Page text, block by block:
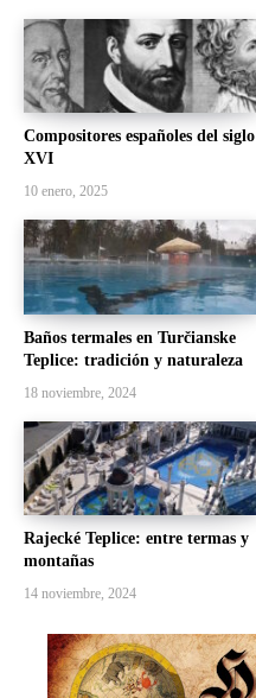
Compositores españoles del siglo
XVI
10 enero, 2025
Baños termales en Turčianske
Teplice: tradición y naturaleza
18 noviembre, 2024
Rajecké Teplice: entre termas y
montañas
14 noviembre, 2024